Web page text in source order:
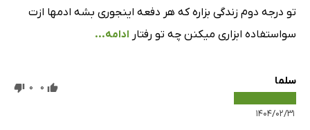
تو درجه دوم زندگی بزاره که هر دفعه اینجوری بشه ادمها ازت
سواستفاده ابزاری میکنن چه تو رفتار ادامه...
سلما
۱۴۰۴/۰۲/۳۱
0
0